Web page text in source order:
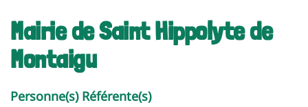
Mairie de Saint Hippolyte de
Montaigu
Personne(s) Référente(s)